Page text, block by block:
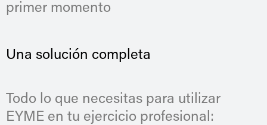
primer momento
Una solución completa
Todo lo que necesitas para utilizar
EYME en tu ejercicio profesional: